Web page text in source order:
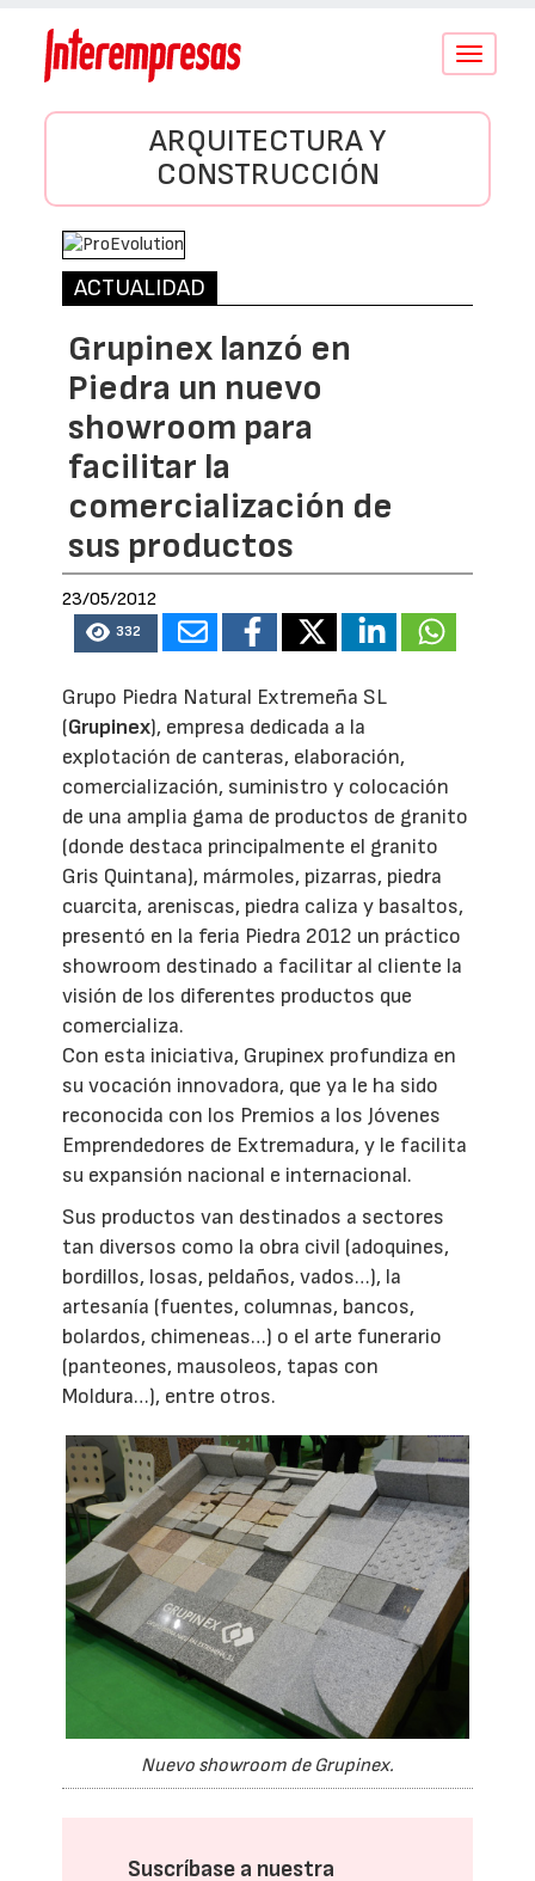
Conmutar
ARQUITECTURA Y
CONSTRUCCIÓN
ACTUALIDAD
Grupinex lanzó en
Piedra un nuevo
showroom para
facilitar la
comercialización de
sus productos
23/05/2012
332
Grupo Piedra Natural Extremeña SL
(Grupinex), empresa dedicada a la
explotación de canteras, elaboración,
comercialización, suministro y colocación
de una amplia gama de productos de granito
(donde destaca principalmente el granito
Gris Quintana), mármoles, pizarras, piedra
cuarcita, areniscas, piedra caliza y basaltos,
presentó en la feria Piedra 2012 un práctico
showroom destinado a facilitar al cliente la
visión de los diferentes productos que
comercializa.
Con esta iniciativa, Grupinex profundiza en
su vocación innovadora, que ya le ha sido
reconocida con los Premios a los Jóvenes
Emprendedores de Extremadura, y le facilita
su expansión nacional e internacional.
Sus productos van destinados a sectores
tan diversos como la obra civil (adoquines,
bordillos, losas, peldaños, vados…), la
artesanía (fuentes, columnas, bancos,
bolardos, chimeneas…) o el arte funerario
(panteones, mausoleos, tapas con
Moldura…), entre otros.
Nuevo showroom de Grupinex.
Suscríbase a nuestra